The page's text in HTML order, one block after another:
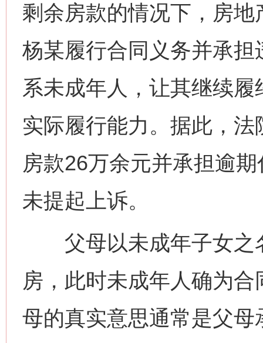
剩余房款的情况下，房
杨某履行合同义务并承
系未成年人，让其继续
实际履行能力。据此，
房款26万余元并承担逾
未提起上诉。
父母以未成年子女之
房，此时未成年人确为
母的真实意思通常是父